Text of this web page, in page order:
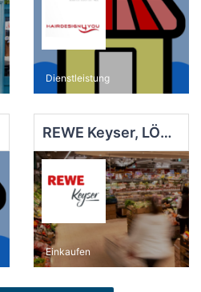
Dienstleistung
REWE Keyser, LÖMA
Einkaufen